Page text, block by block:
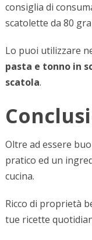
consiglia di
scatolette da 80
Lo puoi utilizzare
pasta e tonno in
scatola.
Oltre ad essere
pratico ed un
cucina.
Ricco di proprietà
tue ricette